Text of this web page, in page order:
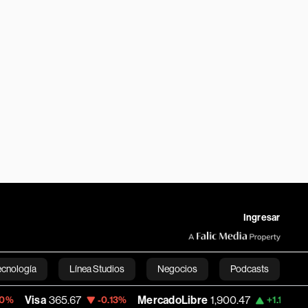
Ingresar
Línea Studios Negocios Podcasts
English
365.67 -0.13% MercadoLibre 1,900.47 +1.11% Banco